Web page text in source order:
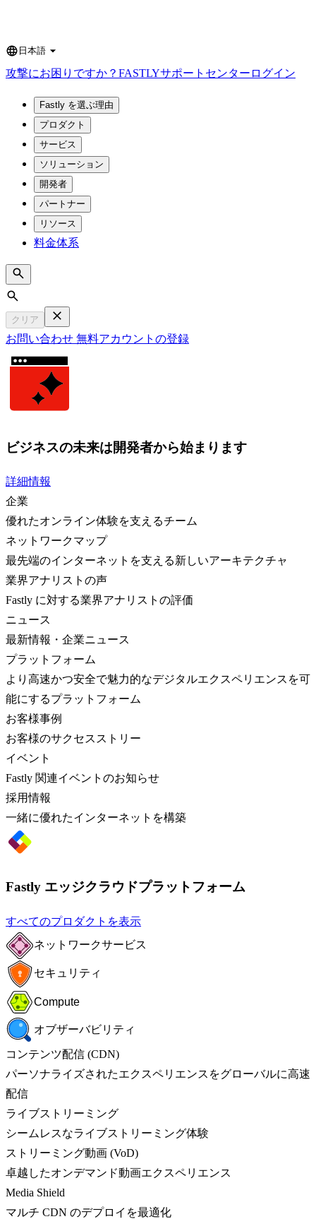
Language
日本語
攻撃にお困りですか？ FASTLYサポートセンター ログイン
Fastly を選ぶ理由
プロダクト
サービス
ソリューション
開発者
パートナー
リソース
料金体系
Search
クリア
お問い合わせ 無料アカウントの登録
ビジネスの未来は開発者から始まります
詳細情報
企業
優れたオンライン体験を支えるチーム
ネットワークマップ
最先端のインターネットを支える新しいアーキテクチャ
業界アナリストの声
Fastly に対する業界アナリストの評価
ニュース
最新情報・企業ニュース
プラットフォーム
より高速かつ安全で魅力的なデジタルエクスペリエンスを可
能にするプラットフォーム
お客様事例
お客様のサクセスストリー
イベント
Fastly 関連イベントのお知らせ
採用情報
一緒に優れたインターネットを構築
Fastly エッジクラウドプラットフォーム
すべてのプロダクトを表示
ネットワークサービス
セキュリティ
Compute
オブザーバビリティ
コンテンツ配信 (CDN)
パーソナライズされたエクスペリエンスをグローバルに高速
配信
ライブストリーミング
シームレスなライブストリーミング体験
ストリーミング動画 (VoD)
卓越したオンデマンド動画エクスペリエンス
Media Shield
マルチ CDN のデプロイを最適化